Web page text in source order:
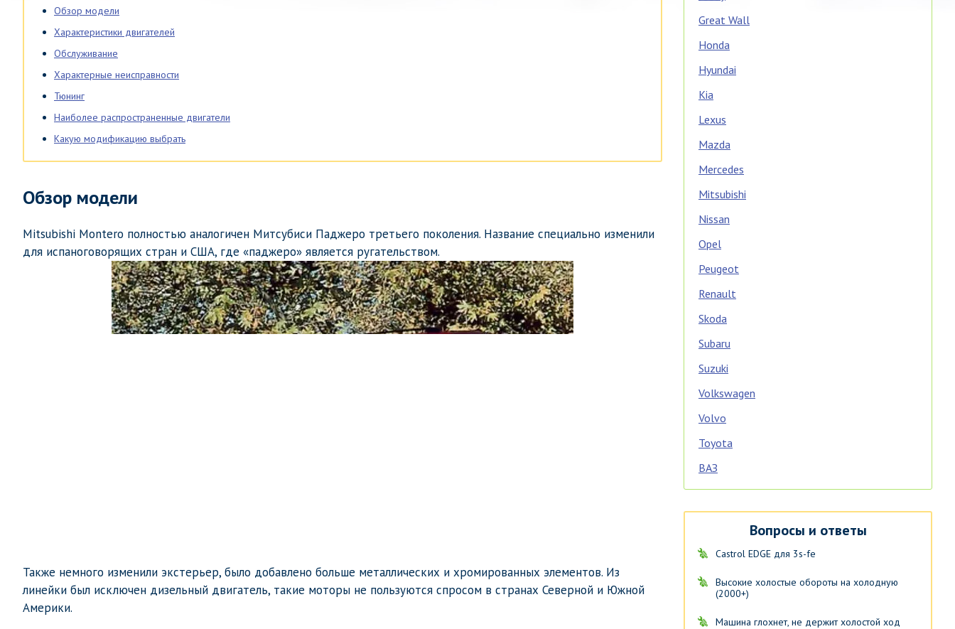
Обзор модели
Характеристики двигателей
Обслуживание
Характерные неисправности
Тюнинг
Наиболее распространенные двигатели
Какую модификацию выбрать
Обзор модели
Mitsubishi Montero полностью аналогичен Митсубиси Паджеро третьего поколения. Название специально изменили
для испаноговорящих стран и США, где «паджеро» является ругательством.
Также немного изменили экстерьер, было добавлено больше металлических и хромированных элементов. Из
линейки был исключен дизельный двигатель, такие моторы не пользуются спросом в странах Северной и Южной
Америки.
Great Wall
Honda
Hyundai
Kia
Lexus
Mazda
Mercedes
Mitsubishi
Nissan
Opel
Peugeot
Renault
Skoda
Subaru
Suzuki
Volkswagen
Volvo
Toyota
ВАЗ
Вопросы и ответы
Castrol EDGE для 3s-fe
Высокие холостые обороты на холодную
(2000+)
Машина глохнет, не держит холостой ход